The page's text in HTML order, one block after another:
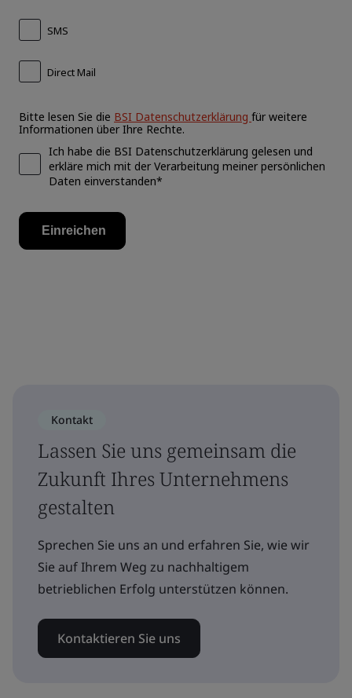
Kontakt
Lassen Sie uns gemeinsam die
Zukunft Ihres Unternehmens
gestalten
Sprechen Sie uns an und erfahren Sie, wie wir
Sie auf Ihrem Weg zu nachhaltigem
betrieblichen Erfolg unterstützen können.
Kontaktieren Sie uns